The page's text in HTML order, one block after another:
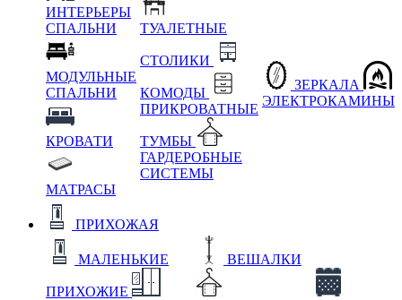
ИНТЕРЬЕРЫ
СПАЛЬНИ
МОДУЛЬНЫЕ
СПАЛЬНИ
КРОВАТИ
МАТРАСЫ
ТУАЛЕТНЫЕ
СТОЛИКИ
КОМОДЫ
ПРИКРОВАТНЫЕ
ТУМБЫ
ГАРДЕРОБНЫЕ
СИСТЕМЫ
ЗЕРКАЛА
ЭЛЕКТРОКАМИНЫ
ПРИХОЖАЯ
МАЛЕНЬКИЕ
ПРИХОЖИЕ
ВЕШАЛКИ